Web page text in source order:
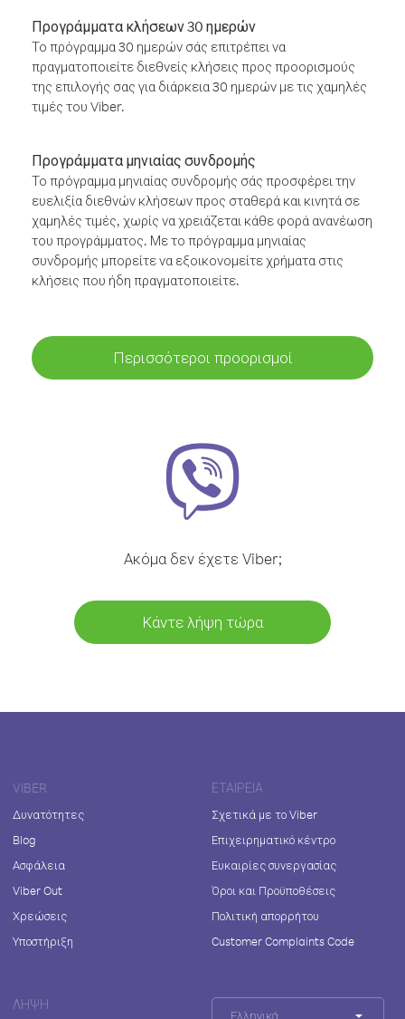
Προγράμματα κλήσεων 30 ημερών
Το πρόγραμμα 30 ημερών σάς επιτρέπει να
πραγματοποιείτε διεθνείς κλήσεις προς προορισμούς
της επιλογής σας για διάρκεια 30 ημερών με τις χαμηλές
τιμές του Viber.
Προγράμματα μηνιαίας συνδρομής
Το πρόγραμμα μηνιαίας συνδρομής σάς προσφέρει την
ευελιξία διεθνών κλήσεων προς σταθερά και κινητά σε
χαμηλές τιμές, χωρίς να χρειάζεται κάθε φορά ανανέωση
του προγράμματος. Με το πρόγραμμα μηνιαίας
συνδρομής μπορείτε να εξοικονομείτε χρήματα στις
κλήσεις που ήδη πραγματοποιείτε.
Περισσότεροι προορισμοί
Ακόμα δεν έχετε Viber;
Κάντε λήψη τώρα
VIBER
Δυνατότητες
Blog
Ασφάλεια
Viber Out
Χρεώσεις
Υποστήριξη
ΕΤΑΙΡΕΊΑ
Σχετικά με το Viber
Επιχειρηματικό κέντρο
Ευκαιρίες συνεργασίας
Όροι και Προϋποθέσεις
Πολιτική απορρήτου
Customer Complaints Code
ΛΉΨΗ
Ελληνικά